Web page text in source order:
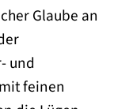
Glaube an
und
feinen